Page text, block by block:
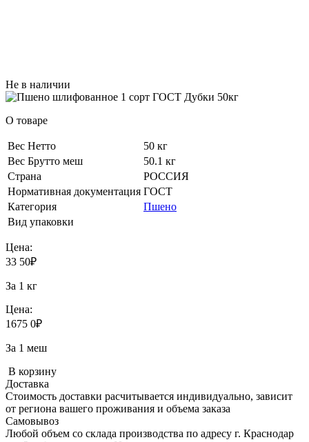
Не в наличии
О товаре
Вес Нетто
50 кг
Вес Брутто меш
50.1 кг
Страна
РОССИЯ
Нормативная документация ГОСТ
Категория
Пшено
Вид упаковки
Цена:
33 50₽
За 1 кг
Цена:
1675 0₽
За 1 меш
В корзину
Доставка
Стоимость доставки расчитывается индивидуально, зависит
от региона вашего проживания и объема заказа
Самовывоз
Любой объем со склада производства по адресу г. Краснодар